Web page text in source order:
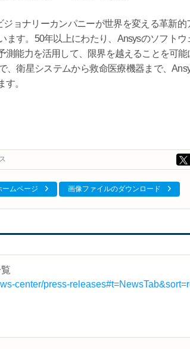
ョナリーカンパニーが世界を変える革新
ます。50年以上にわたり、Ansysのソフト
測能力を活用して、限界を越えることを可
、衛星システムから救命医療機器まで、
。
ームページ 画像ファイルのダウンロード
center/press-